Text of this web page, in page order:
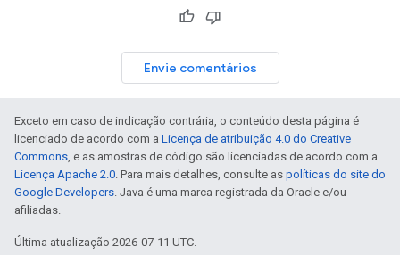
Envie comentários
Exceto em caso de indicação contrária, o conteúdo desta página é
licenciado de acordo com a Licença de atribuição 4.0 do Creative
Commons, e as amostras de código são licenciadas de acordo com a
Licença Apache 2.0. Para mais detalhes, consulte as políticas do site do
Google Developers. Java é uma marca registrada da Oracle e/ou
afiliadas.
Última atualização 2026-07-11 UTC.